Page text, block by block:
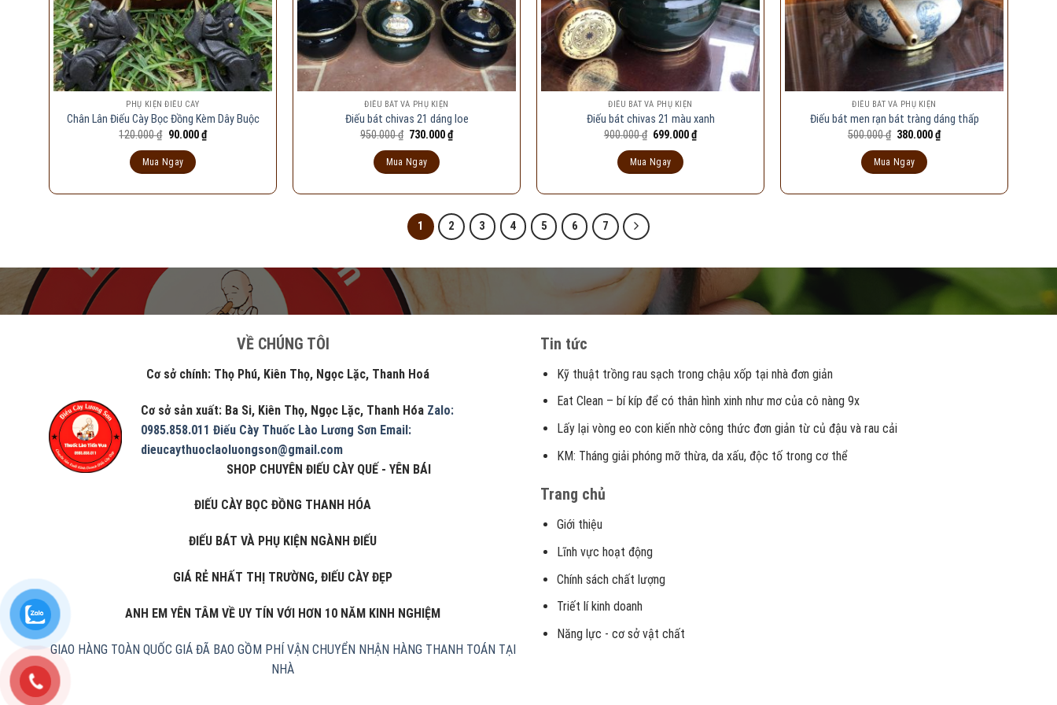
PHỤ KIỆN ĐIẾU CÀY
Chân Lân Điếu Cày Bọc Đồng Kèm Dây Buộc
120.000₫ Giá
là:
120.000 ₫.
90.000₫Giá
hiện
Mua Ngay
ĐIẾU BÁT VÀ PHỤ KIỆN
Điếu bát chivas 21 dáng loe
950.000₫ Giá
là:
950.000 ₫.
730.000₫Giá
hiện
Mua Ngay
ĐIẾU BÁT VÀ PHỤ KIỆN
Điếu bát chivas 21 màu xanh
900.000₫ Giá
là:
900.000 ₫.
699.000₫Giá
hiện
Mua Ngay
ĐIẾU BÁT VÀ PHỤ KIỆN
Điếu bát men rạn bát tràng dáng thấp
500.000₫ Giá
là:
500.000 ₫.
380.000₫Giá
hiện
Mua Ngay
1 2 3 4 5 6 7
VỀ CHÚNG TÔI
Cơ sở chính: Thọ Phú, Kiên Thọ, Ngọc Lặc, Thanh Hoá
Cơ sở sản xuất: Ba Si, Kiên Thọ, Ngọc Lặc, Thanh Hóa Zalo:
0985.858.011 Điếu Cày Thuốc Lào Lương Sơn Email:
dieucaythuoclaoluongson@gmail.com
SHOP CHUYÊN ĐIẾU CÀY QUẾ - YÊN BÁI
ĐIẾU CÀY BỌC ĐỒNG THANH HÓA
ĐIẾU BÁT VÀ PHỤ KIỆN NGÀNH ĐIẾU
GIÁ RẺ NHẤT THỊ TRƯỜNG, ĐIẾU CÀY ĐẸP
ANH EM YÊN TÂM VỀ UY TÍN VỚI HƠN 10 NĂM KINH NGHIỆM
GIAO HÀNG TOÀN QUỐC GIÁ ĐÃ BAO GỒM PHÍ VẬN CHUYỂN NHẬN HÀNG THANH TOÁN TẠI
NHÀ
Tin tức
Kỹ thuật trồng rau sạch trong chậu xốp tại nhà đơn giản
Eat Clean – bí kíp để có thân hình xinh như mơ của cô nàng 9x
Lấy lại vòng eo con kiến nhờ công thức đơn giản từ củ đậu và rau cải
KM: Tháng giải phóng mỡ thừa, da xấu, độc tố trong cơ thể
Trang chủ
Giới thiệu
Lĩnh vực hoạt động
Chính sách chất lượng
Triết lí kinh doanh
Năng lực - cơ sở vật chất